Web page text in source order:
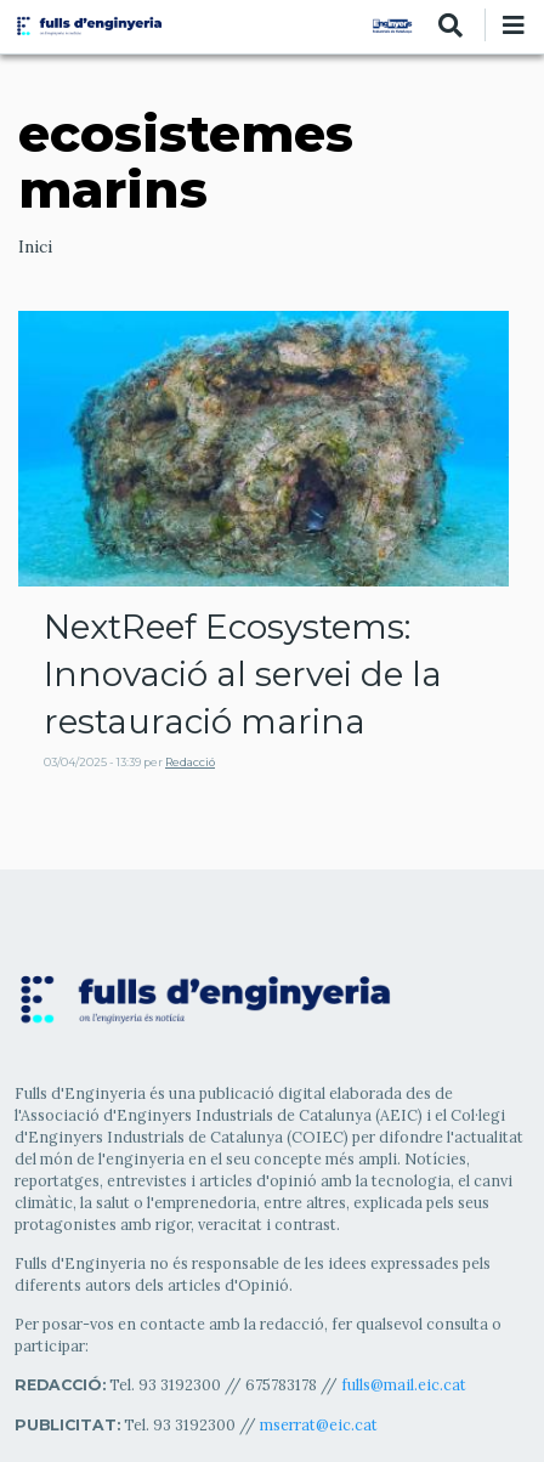
Vés
contingut
ecosistemes
marins
Ruta
navegació
Inici
NextReef Ecosystems:
Innovació al servei de la
restauració marina
03/04/2025 - 13:39 per Redacció
Fulls d'Enginyeria és una publicació digital elaborada des de
l'Associació d'Enginyers Industrials de Catalunya (AEIC) i el Col·legi
d'Enginyers Industrials de Catalunya (COIEC) per difondre l'actualitat
del món de l'enginyeria en el seu concepte més ampli. Notícies,
reportatges, entrevistes i articles d'opinió amb la tecnologia, el canvi
climàtic, la salut o l'emprenedoria, entre altres, explicada pels seus
protagonistes amb rigor, veracitat i contrast.
Fulls d'Enginyeria no és responsable de les idees expressades pels
diferents autors dels articles d'Opinió.
Per posar-vos en contacte amb la redacció, fer qualsevol consulta o
participar:
REDACCIÓ:Tel. 93 3192300 // 675783178 // fulls@mail.eic.cat
PUBLICITAT:Tel. 93 3192300 // mserrat@eic.cat